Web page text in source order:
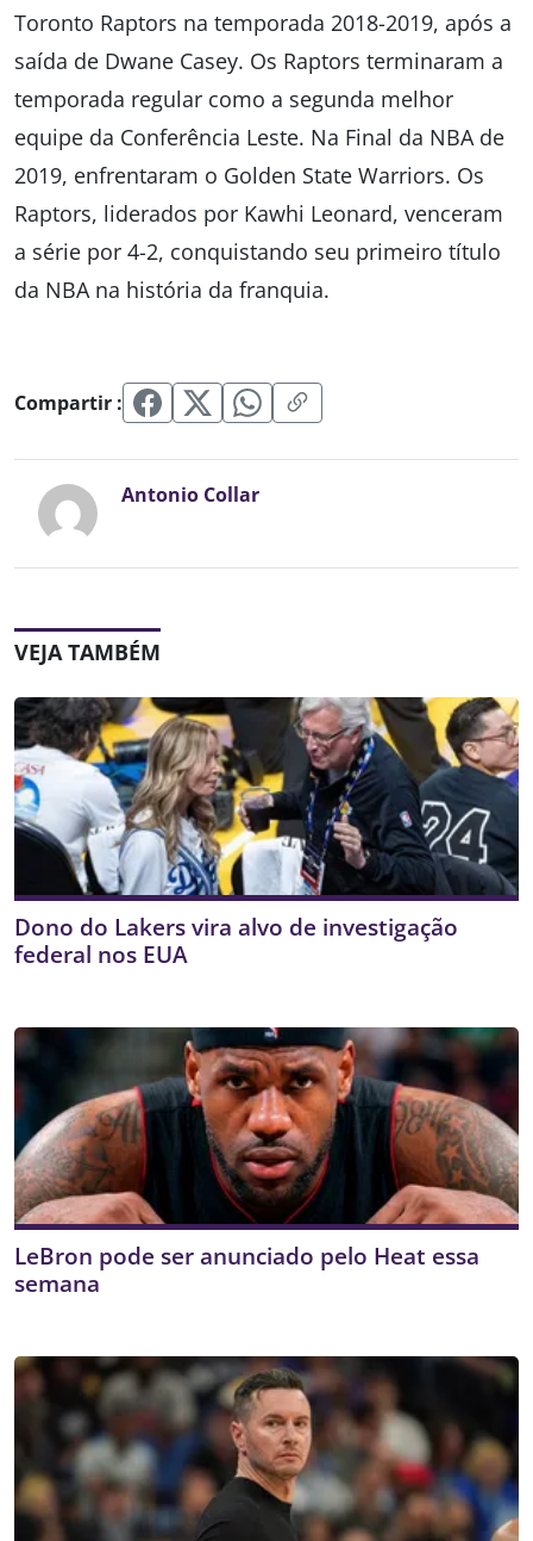
Toronto Raptors na temporada 2018-2019, após a
saída de Dwane Casey. Os Raptors terminaram a
temporada regular como a segunda melhor
equipe da Conferência Leste. Na Final da NBA de
2019, enfrentaram o Golden State Warriors. Os
Raptors, liderados por Kawhi Leonard, venceram
a série por 4-2, conquistando seu primeiro título
da NBA na história da franquia.
Compartir :
Antonio Collar
VEJA TAMBÉM
Dono do Lakers vira alvo de investigação
federal nos EUA
LeBron pode ser anunciado pelo Heat essa
semana